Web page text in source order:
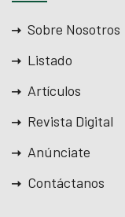
Sobre Nosotros
Listado
Artículos
Revista Digital
Anúnciate
Contáctanos